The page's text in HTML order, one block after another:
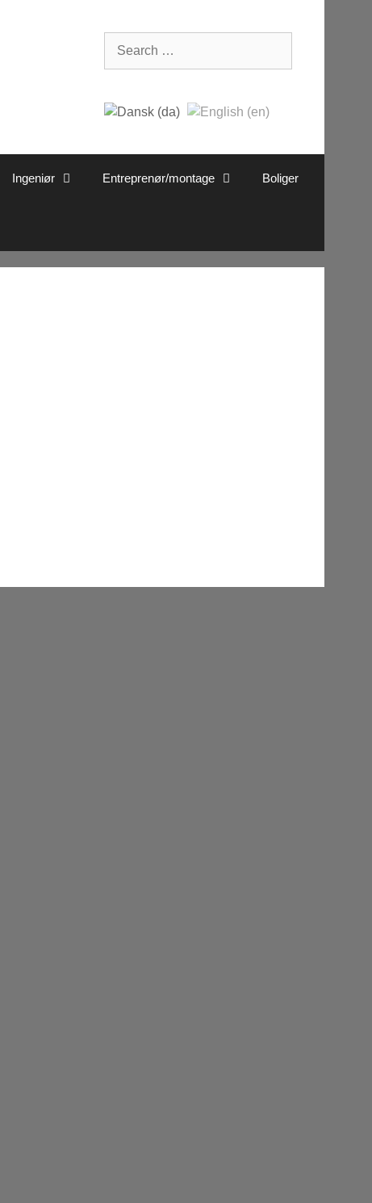
Ingeniør Entreprenør/montage Boliger